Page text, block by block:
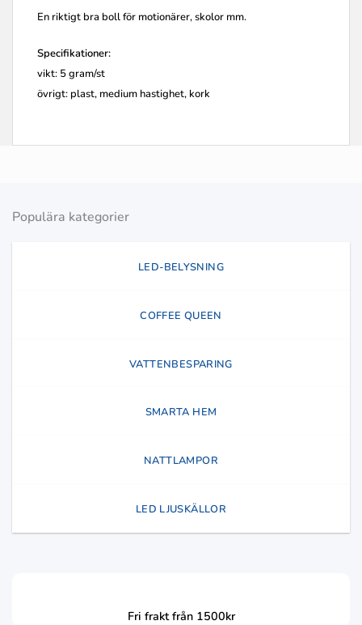
En riktigt bra boll för motionärer, skolor mm.
Specifikationer:
vikt: 5 gram/st
övrigt: plast, medium hastighet, kork
Populära kategorier
LED-BELYSNING
COFFEE QUEEN
VATTENBESPARING
SMARTA HEM
NATTLAMPOR
LED LJUSKÄLLOR
Fri frakt från 1500kr